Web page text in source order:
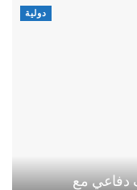
دولية
دفاعي مع